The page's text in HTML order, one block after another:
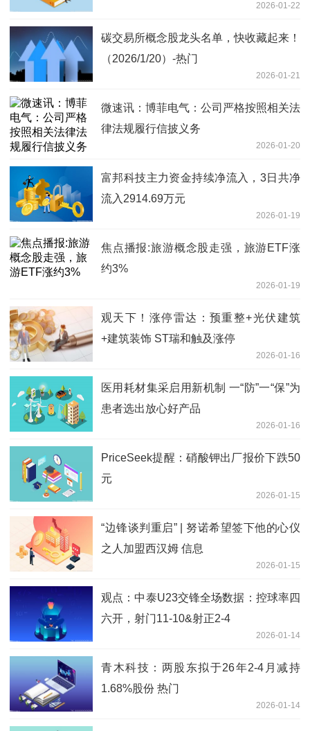
2026-01-22
碳交易所概念股龙头名单，快收藏起来！
（2026/1/20）-热门
2026-01-21
微速讯：博菲电气：公司严格按照相关法
律法规履行信披义务
2026-01-20
富邦科技主力资金持续净流入，3日共净
流入2914.69万元
2026-01-19
焦点播报:旅游概念股走强，旅游ETF涨
约3%
2026-01-19
观天下！涨停雷达：预重整+光伏建筑
+建筑装饰 ST瑞和触及涨停
2026-01-16
医用耗材集采启用新机制 一“防”一“保”为
患者选出放心好产品
2026-01-16
PriceSeek提醒：硝酸钾出厂报价下跌50
元
2026-01-15
“边锋谈判重启” | 努诺希望签下他的心仪
之人加盟西汉姆 信息
2026-01-15
观点：中泰U23交锋全场数据：控球率四
六开，射门11-10&射正2-4
2026-01-14
青木科技：两股东拟于26年2-4月减持
1.68%股份 热门
2026-01-14